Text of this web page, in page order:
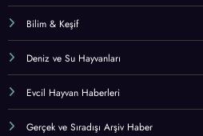
Bilim & Keşif
Deniz ve Su Hayvanları
Evcil Hayvan Haberleri
Gerçek ve Sıradışı Arşiv Haber